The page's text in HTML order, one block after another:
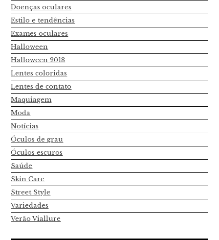
Doenças oculares
Estilo e tendências
Exames oculares
Halloween
Halloween 2018
Lentes coloridas
Lentes de contato
Maquiagem
Moda
Notícias
Óculos de grau
Óculos escuros
Saúde
Skin Care
Street Style
Variedades
Verão Viallure